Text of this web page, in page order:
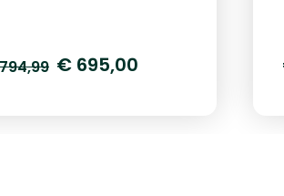
en 6,35mm. In
levert de buks 61
€ 695,00